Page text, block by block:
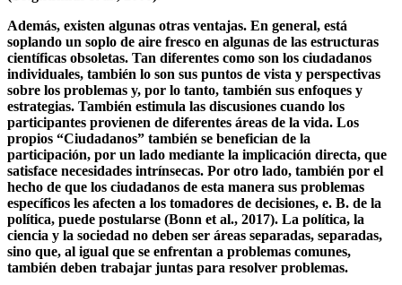
de desempeño laboral para las personas involucradas a través
de 2.300 horas de capacitación de 328 voluntarios, lo que
corresponde a más de cinco veces el tiempo invertido
(Brightsmith et al., 2008).
Además, existen algunas otras ventajas. En general, está
soplando un soplo de aire fresco en algunas de las estructuras
científicas obsoletas. Tan diferentes como son los ciudadanos
individuales, también lo son sus puntos de vista y perspectivas
sobre los problemas y, por lo tanto, también sus enfoques y
estrategias. También estimula las discusiones cuando los
participantes provienen de diferentes áreas de la vida. Los
propios “Ciudadanos” también se benefician de la
participación, por un lado mediante la implicación directa, que
satisface necesidades intrínsecas. Por otro lado, también por el
hecho de que los ciudadanos de esta manera sus problemas
específicos les afecten a los tomadores de decisiones, e. B. de la
política, puede postularse (Bonn et al., 2017). La política, la